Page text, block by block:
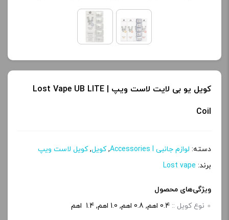
پ
ی
کویل یو بی لایت لاست ویپ | Lost Vape UB LITE
Coil
دسته: لوازم جانبی Accessories l ,کویل,کویل لاست ویپ
برند: Lost vape
ویژگی‌های محصول
نوع کویل :: 0.4 اهم, 0.8 اهم, 1.0 اهم, 1.4 اهم